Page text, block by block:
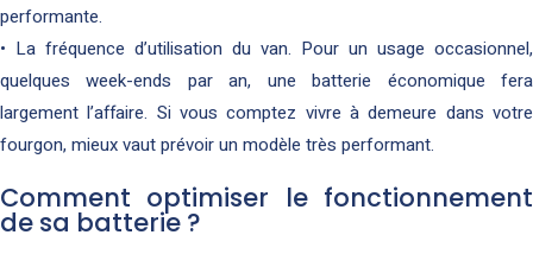
performante.
• La fréquence d’utilisation du van. Pour un usage occasionnel,
quelques week-ends par an, une batterie économique fera
largement l’affaire. Si vous comptez vivre à demeure dans votre
fourgon, mieux vaut prévoir un modèle très performant.
Comment optimiser le fonctionnement
de sa batterie ?